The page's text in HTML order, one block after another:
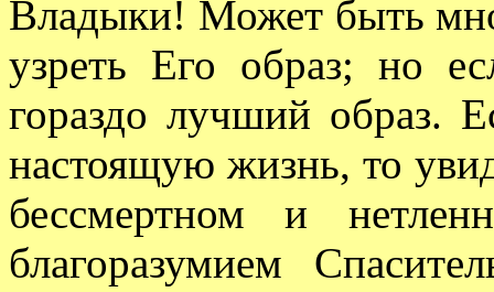
Владыки! Может быть
узреть Его образ; но
гораздо лучший образ.
настоящую жизнь, то
бессмертном и
благоразумием